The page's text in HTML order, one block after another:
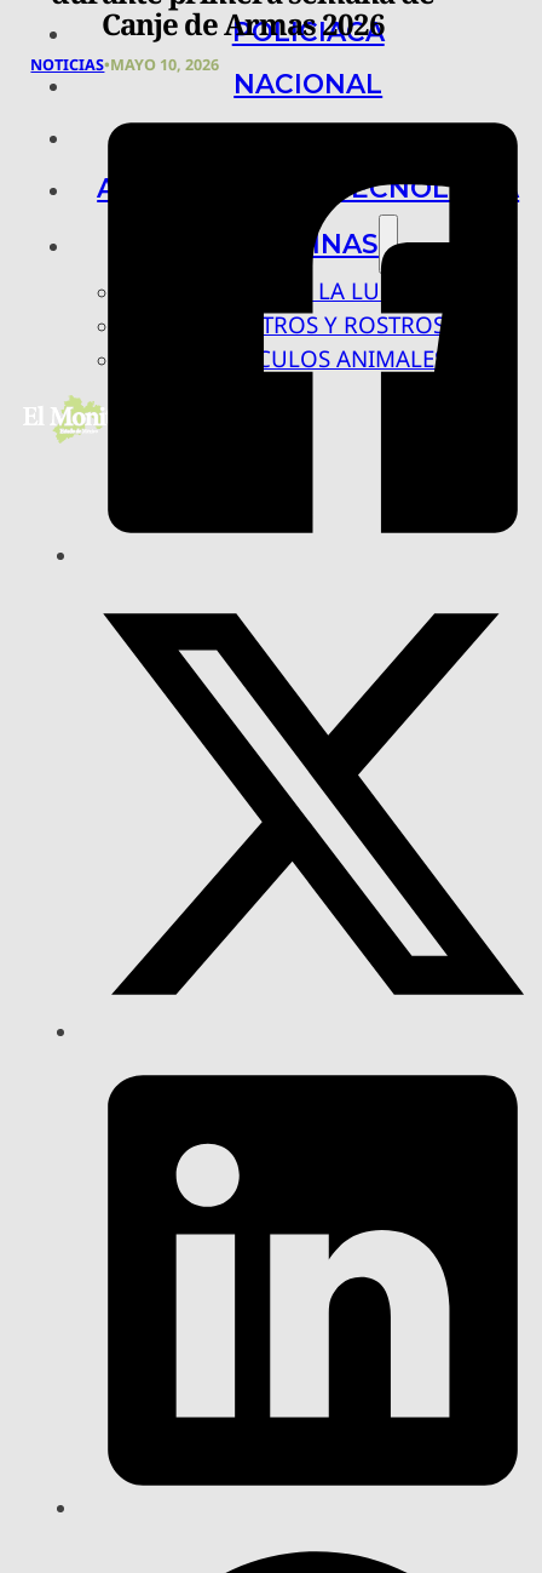
POLICIACA
NACIONAL
ARTE, CIENCIA Y TECNOLOGÍA
COLUMNAS
BAJO LA LUPA
RASTROS Y ROSTROS
VÍNCULOS ANIMALES
Canje de Armas 2026
NOTICIAS•MAYO 10, 2026